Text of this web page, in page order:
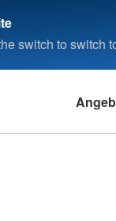
switch to switch